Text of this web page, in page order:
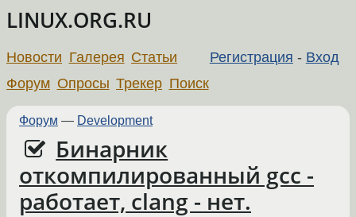
LINUX.ORG.RU
Регистрация - Вход
Новости Галерея Статьи
Форум Опросы Трекер Поиск
Форум — Development
Бинарник
откомпилированный gcc -
работает, clang - нет.